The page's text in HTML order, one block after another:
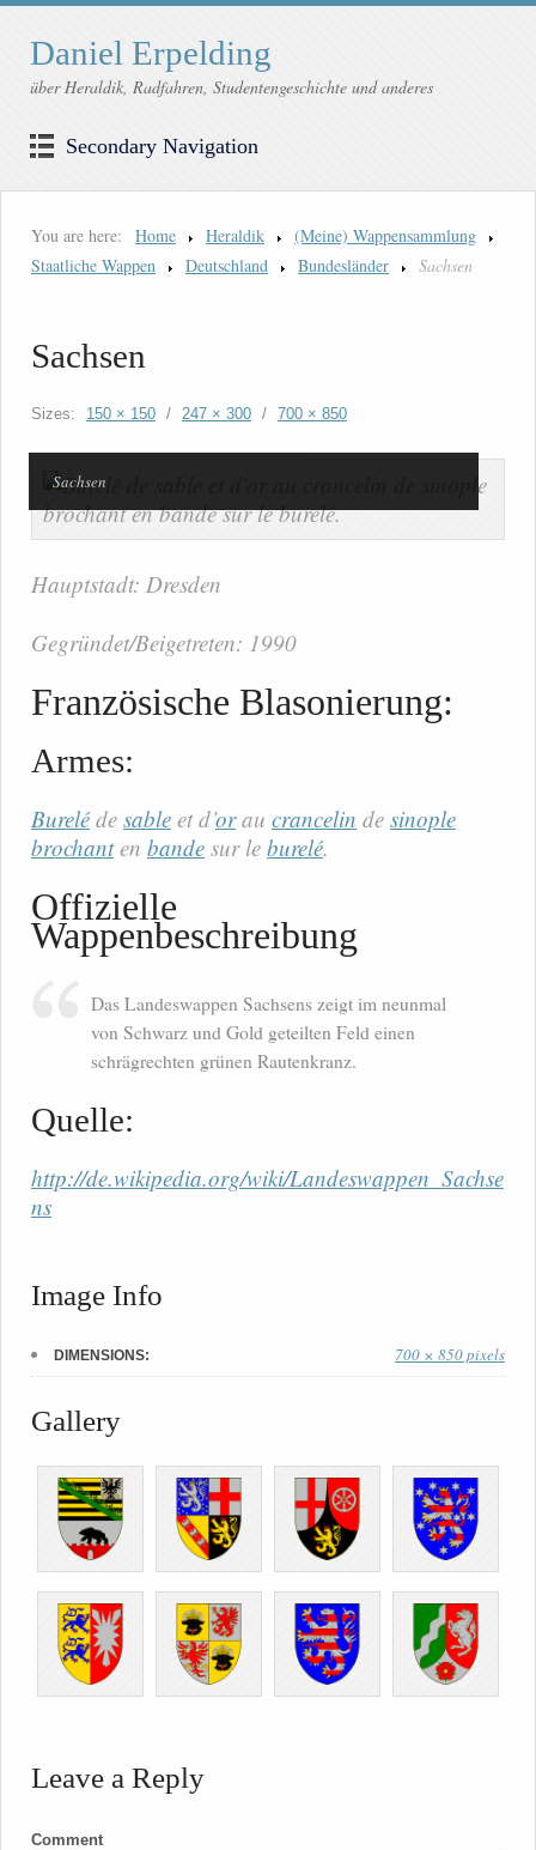
Daniel Erpelding
über Heraldik, Radfahren, Studentengeschichte und anderes
Secondary Navigation
You are here: Home Heraldik
(Meine) Wappensammlung
Staatliche Wappen
Deutschland Bundesländer Sachsen
Sachsen
Sizes: 150 × 150 / 247 × 300 / 700 × 850
Sachsen
Hauptstadt: Dresden
Gegründet/Beigetreten: 1990
Französische Blasonierung:
Armes:
Burelé de sable et d’orau crancelin de sinople
brochanten bande sur le burelé.
Offizielle
Wappenbeschreibung
Das Landeswappen Sachsens zeigt im neunmal
von Schwarz und Gold geteilten Feld einen
schrägrechten grünen Rautenkranz.
Quelle:
http://de.wikipedia.org/wiki/Landeswappen_Sachse
ns
Image Info
DIMENSIONS: 700 × 850 pixels
Gallery
Leave a Reply
Comment